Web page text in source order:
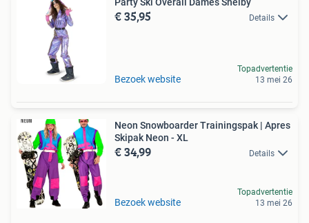
€ 35,95 Details
Bezoek website
Topadvertentie
13 mei 26
Neon Snowboarder Trainingspak | Apres
Skipak Neon - XL
€ 34,99 Details
Bezoek website
Topadvertentie
13 mei 26